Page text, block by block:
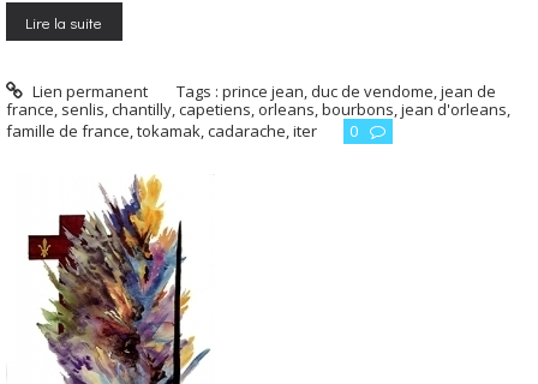
Lire la suite
Lien permanent Tags :prince jean, duc de vendome,jean de
france, senlis,chantilly,capetiens, orleans,bourbons,jean d'orleans,
famille de france,tokamak,cadarache,iter 0